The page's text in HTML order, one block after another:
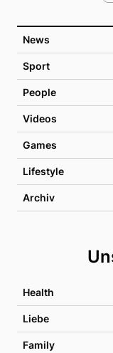
News
Sport
People
Videos
Games
Lifestyle
Archiv
Health
Liebe
Family